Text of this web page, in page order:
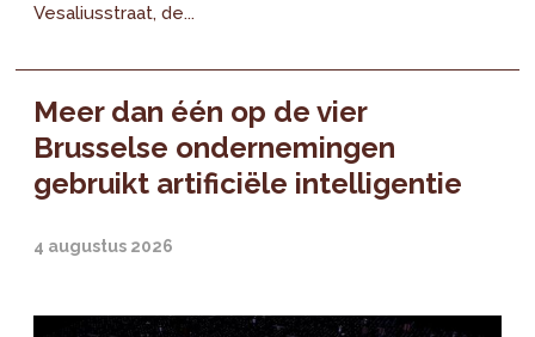
Vesaliusstraat, de...
Meer dan één op de vier
Brusselse ondernemingen
gebruikt artificiële intelligentie
4 augustus 2026